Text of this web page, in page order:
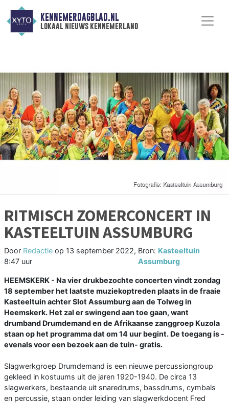
KENNEMERDAGBLAD.NL
lokaal nieuws kennemerland
RITMISCH ZOMERCONCERT IN
KASTEELTUIN ASSUMBURG
Door Redactie op 13 september 2022,
8:47 uur
Bron: Kasteeltuin
Assumburg
HEEMSKERK - Na vier drukbezochte concerten vindt zondag
18 september het laatste muziekoptreden plaats in de fraaie
Kasteeltuin achter Slot Assumburg aan de Tolweg in
Heemskerk. Het zal er swingend aan toe gaan, want
drumband Drumdemand en de Afrikaanse zanggroep Kuzola
staan op het programma dat om 14 uur begint. De toegang is -
evenals voor een bezoek aan de tuin- gratis.
Slagwerkgroep Drumdemand is een nieuwe percussiongroup
gekleed in kostuums uit de jaren 1920-1940. De circa 13
slagwerkers, bestaande uit snaredrums, bassdrums, cymbals
en percussie, staan onder leiding van slagwerkdocent Fred